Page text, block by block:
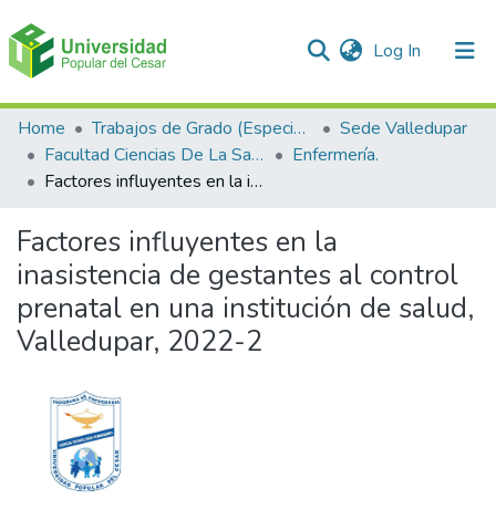
Log In (current)
Communities & Collections
All of DSpace
Home Trabajos de Grado (Especializaciones y Pregrados)
Sede Valledupar
Facultad Ciencias De La Salud.
Enfermería.
Factores influyentes en la inasistencia de gestantes al control prenatal en una institución de salud, Valledupar, 2022-2
Factores influyentes en la
inasistencia de gestantes al control
prenatal en una institución de salud,
Valledupar, 2022-2